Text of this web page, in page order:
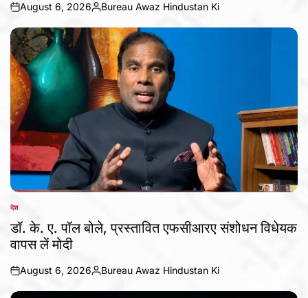
on
August 6, 2026
Posted
by
Bureau Awaz Hindustan Ki
POSTED
IN
देश
डॉ. के. ए. पॉल बोले, प्रस्तावित एफसीआरए संशोधन विधेयक
वापस लें मोदी
on
August 6, 2026
Posted
by
Bureau Awaz Hindustan Ki